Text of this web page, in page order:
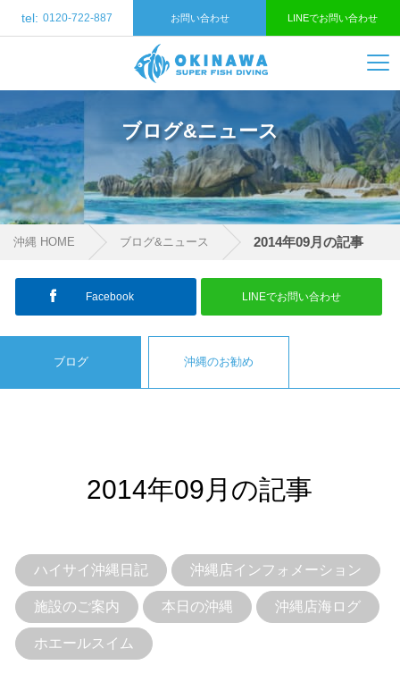
tel: 0120-722-887 お問い合わせ LINEでお問い合わせ
ブログ&ニュース
沖縄 HOME ブログ&ニュース 2014年09月の記事
ブログ 沖縄のお勧め
2014年09月の記事
ハイサイ沖縄日記 沖縄店インフォメーション
施設のご案内 本日の沖縄 沖縄店海ログ
ホエールスイム
Facebook LINEでお問い合わせ